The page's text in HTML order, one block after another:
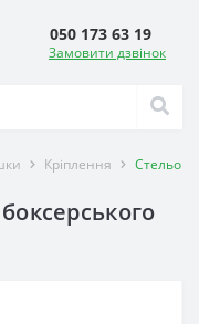
050 173 63 19
Замовити дзвінок
Кріплення